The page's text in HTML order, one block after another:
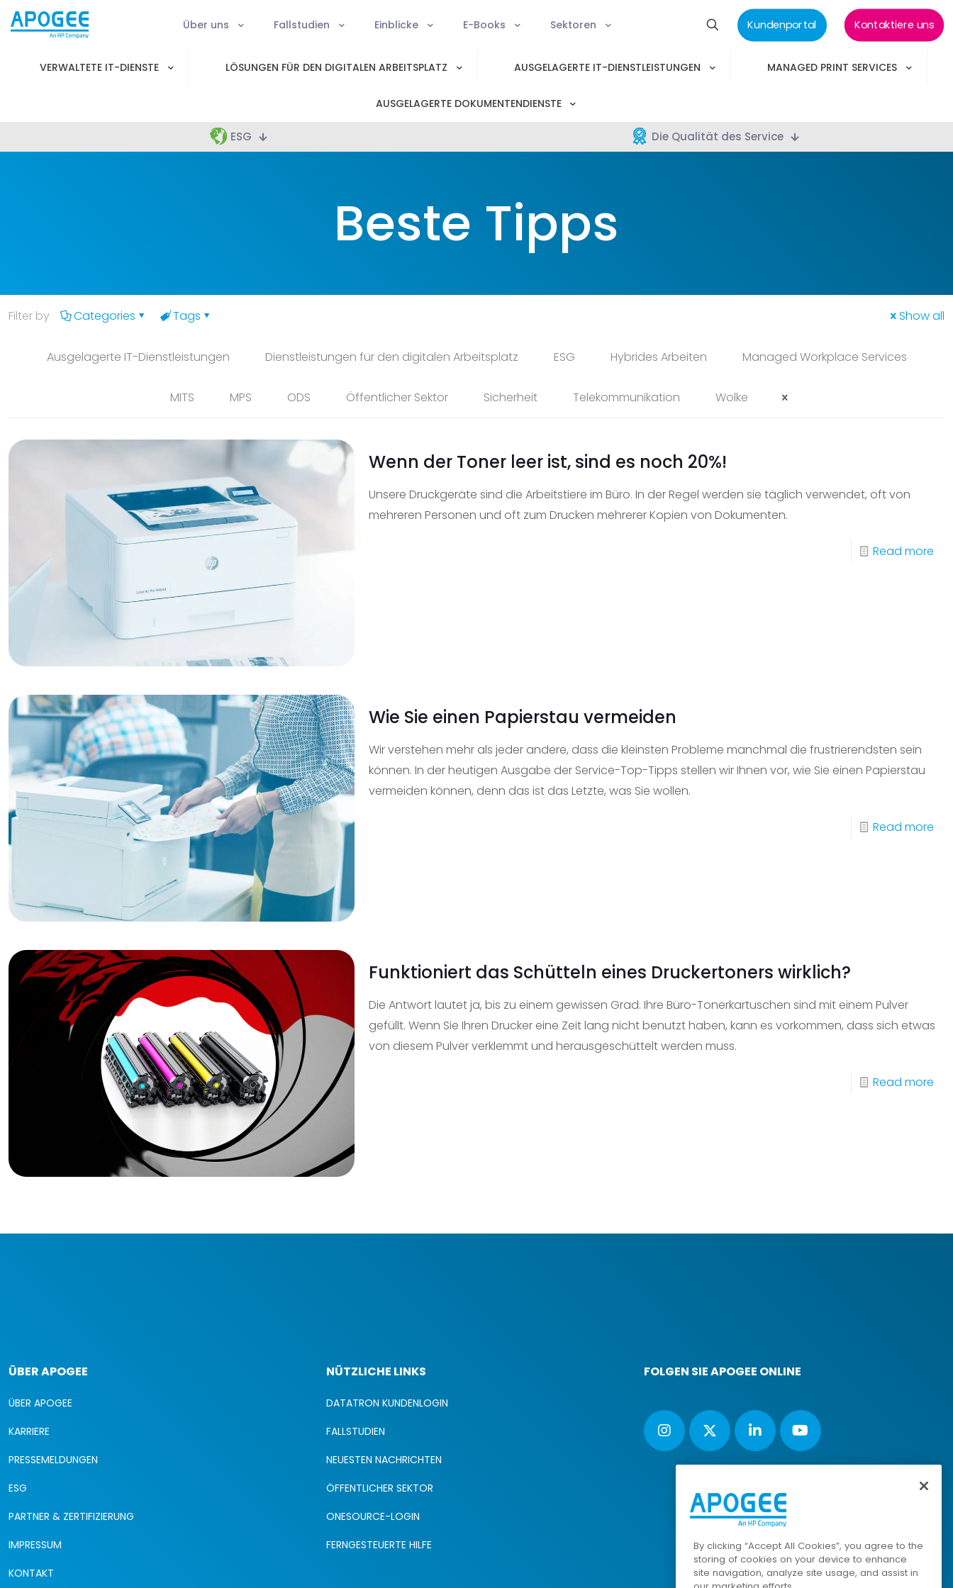
Über uns Fallstudien Einblicke E-Books Sektoren Kundenportal Kontaktiere uns
VERWALTETE IT-DIENSTE LÖSUNGEN FÜR DEN DIGITALEN ARBEITSPLATZ AUSGELAGERTE IT-DIENSTLEISTUNGEN MANAGED PRINT SERVICES
AUSGELAGERTE DOKUMENTENDIENSTE
ESG Die Qualität des Service
Beste Tipps
Filter by Categories Tags Show all
Ausgelagerte IT-Dienstleistungen Dienstleistungen für den digitalen Arbeitsplatz ESG Hybrides Arbeiten Managed Workplace Services
MITS MPS ODS Öffentlicher Sektor Sicherheit Telekommunikation Wolke
Wenn der Toner leer ist, sind es noch 20%!
Unsere Druckgeräte sind die Arbeitstiere im Büro. In der Regel werden sie täglich verwendet, oft von
mehreren Personen und oft zum Drucken mehrerer Kopien von Dokumenten.
Read more-
Wie Sie einen Papierstau vermeiden
Wir verstehen mehr als jeder andere, dass die kleinsten Probleme manchmal die frustrierendsten sein
können. In der heutigen Ausgabe der Service-Top-Tipps stellen wir Ihnen vor, wie Sie einen Papierstau
vermeiden können, denn das ist das Letzte, was Sie wollen.
Read more-
Funktioniert das Schütteln eines Druckertoners wirklich?
Die Antwort lautet ja, bis zu einem gewissen Grad. Ihre Büro-Tonerkartuschen sind mit einem Pulver
gefüllt. Wenn Sie Ihren Drucker eine Zeit lang nicht benutzt haben, kann es vorkommen, dass sich etwas
von diesem Pulver verklemmt und herausgeschüttelt werden muss.
Read more-
ÜBER APOGEE
ÜBER APOGEE
KARRIERE
PRESSEMELDUNGEN
ESG
PARTNER & ZERTIFIZIERUNG
IMPRESSUM
KONTAKT
NÜTZLICHE LINKS
DATATRON KUNDENLOGIN
FALLSTUDIEN
NEUESTEN NACHRICHTEN
ÖFFENTLICHER SEKTOR
ONESOURCE-LOGIN
FERNGESTEUERTE HILFE
FOLGEN SIE APOGEE ONLINE
By clicking “Accept All Cookies”, you agree to the
storing of cookies on your device to enhance
site navigation, analyze site usage, and assist in